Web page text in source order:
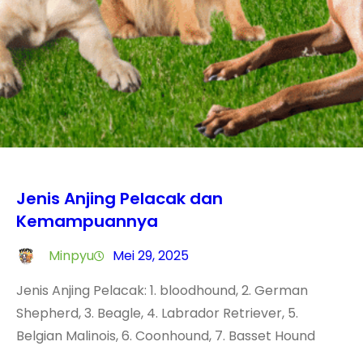
Jenis Anjing Pelacak dan
Kemampuannya
Minpyu
Mei 29, 2025
Jenis Anjing Pelacak: 1. bloodhound, 2. German
Shepherd, 3. Beagle, 4. Labrador Retriever, 5.
Belgian Malinois, 6. Coonhound, 7. Basset Hound